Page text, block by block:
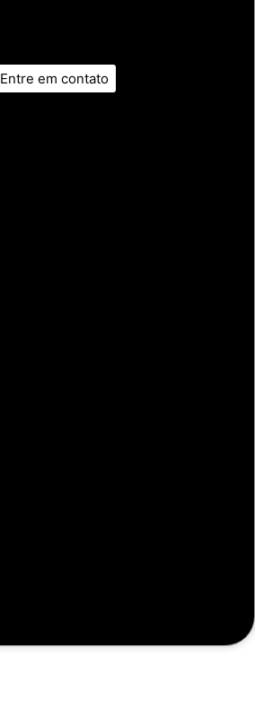
Entre em contato